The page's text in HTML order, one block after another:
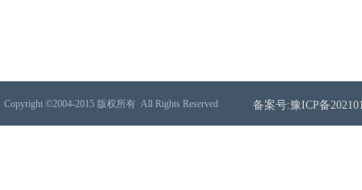
Copyright ©2004-2015 版权所有 All Rights Reserved 备案号:豫ICP备